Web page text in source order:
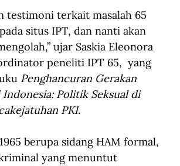
testimoni terkait masalah 65
situs IPT, dan nanti akan
ujar Saskia Eleonora
peneliti IPT 65,  yang
Penghancuran Gerakan
Politik Seksual di
PKI.
berupa sidang HAM formal,
yang menuntut